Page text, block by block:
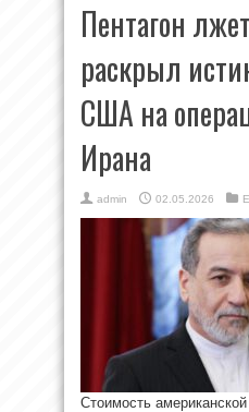
Пентагон
раскрыл
США на
Ирана
admin 02.05.2026
Стоимость